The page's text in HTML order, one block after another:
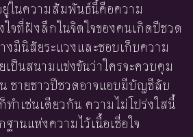
ในความสัมพันธ์นี้คือความ
ใจที่ฝังลึกในจิตใจของคนเกิดปีชวด
มีนิสัยระแวงและชอบเก็บความ
ป็นสนามแข่งขันว่าใครจะควบคุม
ชายชาวปีชวดอาจแอบมีบัญชีลับ
ำเช่นเดียวกัน ความไม่โปร่งใสนี้
านแห่งความไว้เนื้อเชื่อใจ